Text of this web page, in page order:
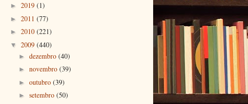
► 2019 (1)
► 2011 (77)
► 2010 (221)
▼ 2009 (440)
► dezembro (40)
► novembro (39)
► outubro (39)
► setembro (50)